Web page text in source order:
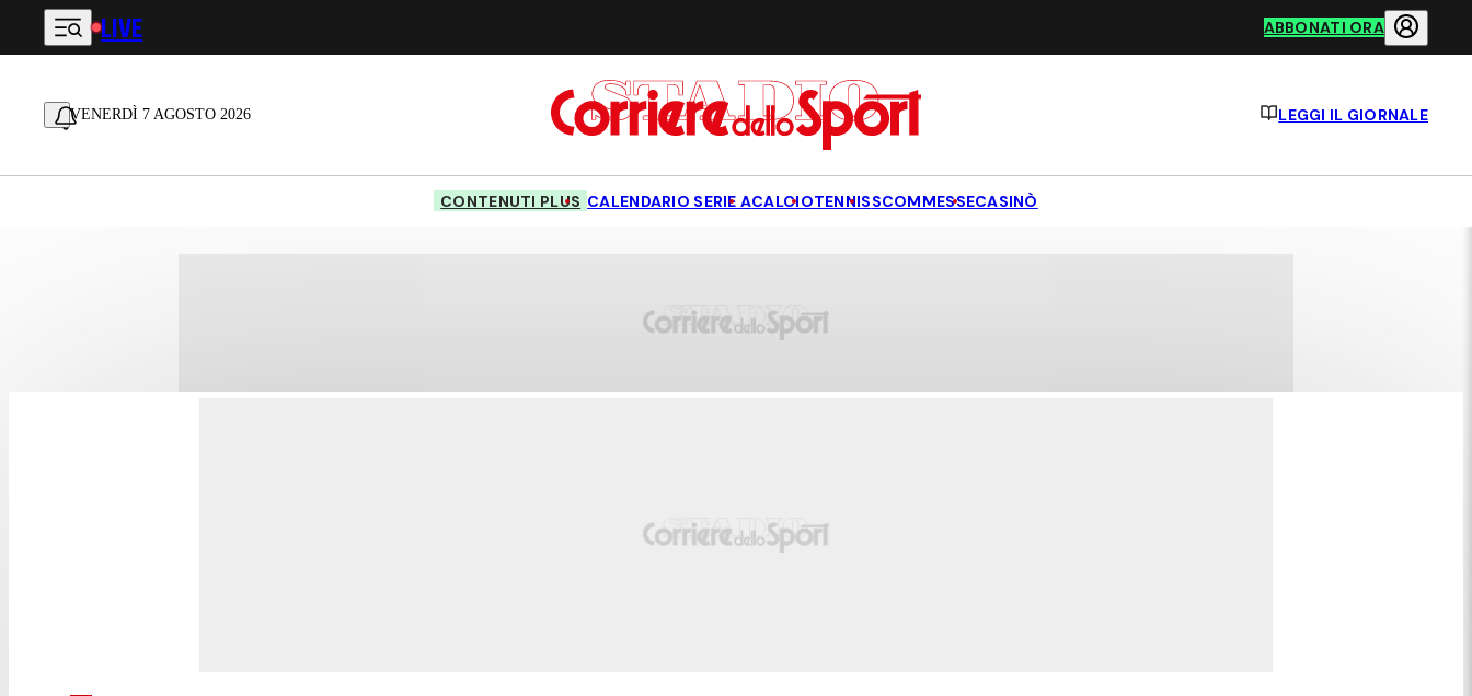
Vai al contenuto principale
LIVE ABBONATI ORA
VENERDÌ 7 AGOSTO 2026 LEGGI IL GIORNALE
CONTENUTI PLUS CALENDARIO SERIE ACALCIOTENNISSCOMMESSECASINÒ